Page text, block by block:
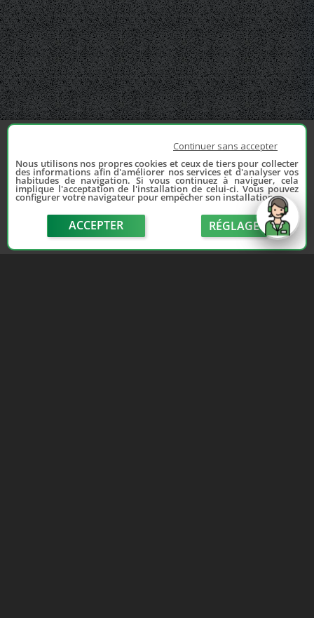
Continuer sans accepter
Nous utilisons nos propres cookies et ceux de tiers pour collecter
des informations afin d'améliorer nos services et d'analyser vos
habitudes de navigation. Si vous continuez à naviguer, cela
implique l'acceptation de l'installation de celui-ci. Vous pouvez
configurer votre navigateur pour empêcher son installation.
ACCEPTER RÉGLAGE